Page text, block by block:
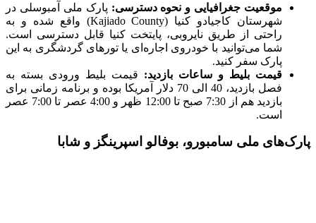
موقعیت جغرافیایی و نحوه دسترسی: پارک ملی آمبوسلی در
شهرستان کاجیادو کنیا (Kajiado County) واقع شده و به
راحتی از طریق نایروبی، پایتخت کنیا قابل دسترسی است.
شما می‌توانید با خودروی اجاره‌ای یا تورهای گردشگری به این
پارک سفر کنید.
قیمت بلیط و ساعات بازدید: قیمت بلیط ورودی بسته به
فصل بازدید، 40 الی 70 دلار آمریکا بوده و برنامه زمانی برای
بازدید هم از 7:30 صبح تا 12:00 ظهر و 4:00 عصر تا 7:00 عصر
است.
پارک‌های ملی سامبورو، بوفالو اسپرینگز و شابا